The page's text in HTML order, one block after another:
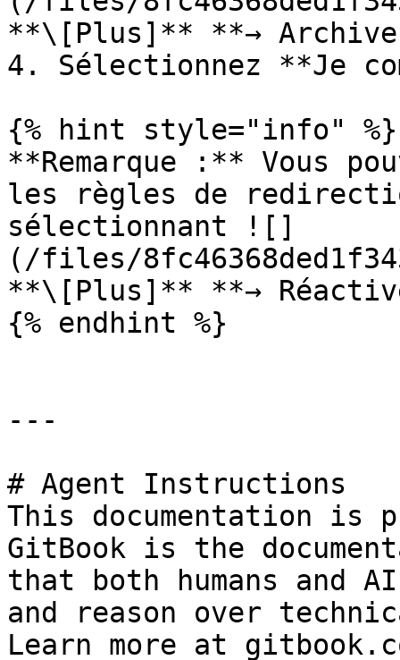
**\[Plus]** **→
4. Sélectionnez **Je
{% hint style="info" %}
**Remarque :** Vous
les règles de
sélectionnant ![]
(/files/
**\[Plus]** **→
{% endhint %}
---
# Agent Instructions
This documentation is
GitBook is the
that both humans and
and reason over
Learn more at